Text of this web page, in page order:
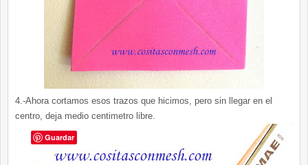
4.-Ahora cortamos esos trazos que hicimos, pero sin llegar en el
centro, deja medio centimetro libre.
Guardar